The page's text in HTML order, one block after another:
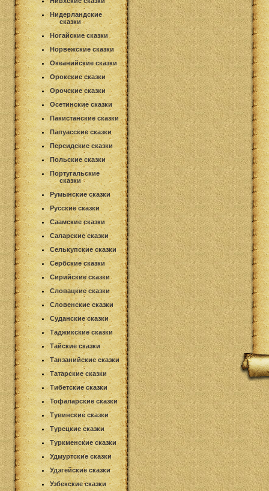
Нидерландские
сказки
Ногайские сказки
Норвежские сказки
Океанийские сказки
Орокские сказки
Орочские сказки
Осетинские сказки
Пакистанские сказки
Папуасские сказки
Персидские сказки
Польские сказки
Португальские
сказки
Румынские сказки
Русские сказки
Саамские сказки
Саларские сказки
Селькупские сказки
Сербские сказки
Сирийские сказки
Словацкие сказки
Словенские сказки
Суданские сказки
Таджикские сказки
Тайские сказки
Танзанийские сказки
Татарские сказки
Тибетские сказки
Тофаларские сказки
Тувинские сказки
Турецкие сказки
Туркменские сказки
Удмуртские сказки
Удэгейские сказки
Узбекские сказки